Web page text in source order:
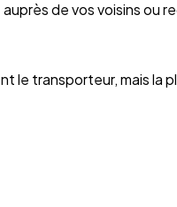
de vos voisins ou
le transporteur, mais la